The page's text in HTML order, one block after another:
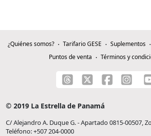
¿Quiénes somos? Tarifario GESE Suplementos
Puntos de venta
Términos y
© 2019 La Estrella de Panamá
C/ Alejandro A. Duque G. - Apartado 0815-00507,
Teléfono: +507 204-0000